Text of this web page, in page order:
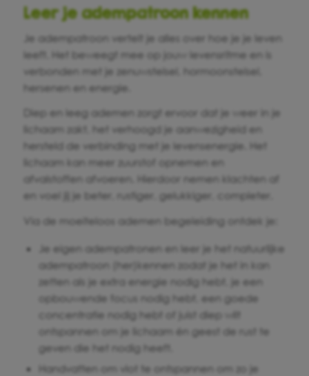
Leer je adempatroon kennen
Je adempatroon vertelt je alles over hoe je je leven
leeft. Het beweegt mee op jouw levensritme en is
verbonden met je zenuwstelsel, hormoonstelsel,
hersenen en energie.
Diep en leeg ademen zorgt ervoor dat je weer in je
lichaam zakt, het verhoogd je aanwezigheid en
hersteld de verbinding met je levensenergie. Het
lichaam kan meer zuurstof opnemen en
afvalstoffen afvoeren. Hierdoor nemen klachten af
en voel jij je beter, rustiger, gelukkiger, completer.
Via de moeiteloos ademen begeleiding ontdek je:
Je eigen adempatronen en leer je het natuurlijke
adempatroon (her)kennen zodat je het in kan
zetten als je extra energie nodig hebt, je een
opbouwende focus nodig hebt, een goede
concentratie nodig hebt of juist diep wilt
ontspannen om je lichaam én geest de rust te
geven die het nodig heeft.
Handvatten om vlot te ontspannen om zo je